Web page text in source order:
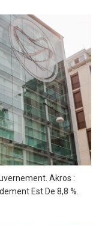
Akros :
Est De 8,8 %.